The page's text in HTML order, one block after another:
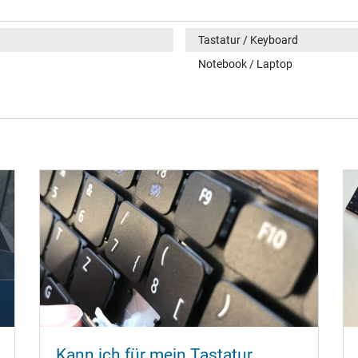
Tastatur / Keyboard
Notebook / Laptop